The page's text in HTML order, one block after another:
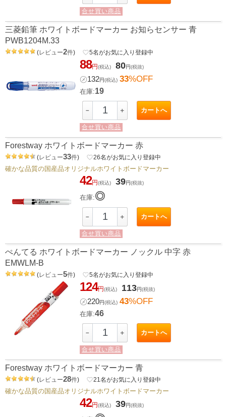
合せ買い商品
三菱鉛筆 ホワイトボードマーカー お知らセンサー 青
PWB1204M.33
(レビュー2件) favorite_border5名がお気に入り登録中
88円(税込) 80円(税抜)
㋱132円(税込) 33%OFF
在庫:19
－ ＋ カートへ
合せ買い商品
Forestway ホワイトボードマーカー 赤
(レビュー33件) favorite_border26名がお気に入り登録中
確かな品質の国産品オリジナルホワイトボードマーカー
42円(税込) 39円(税抜)
在庫:◎
－ ＋ カートへ
合せ買い商品
ぺんてる ホワイトボードマーカー ノックル 中字 赤
EMWLM-B
(レビュー5件) favorite_border5名がお気に入り登録中
124円(税込) 113円(税抜)
㋱220円(税込) 43%OFF
在庫:46
－ ＋ カートへ
合せ買い商品
Forestway ホワイトボードマーカー 青
(レビュー28件) favorite_border21 名がお気に入り登録中
確かな品質の国産品オリジナルホワイトボードマーカー
42円(税込) 39円(税抜)